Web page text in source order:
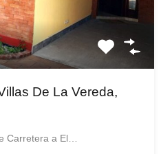
De La Vereda,
Carretera a El…